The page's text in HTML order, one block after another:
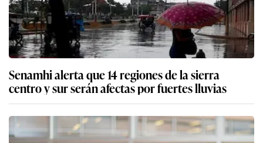
Senamhi alerta que 14 regiones de la sierra
centro y sur serán afectas por fuertes lluvias